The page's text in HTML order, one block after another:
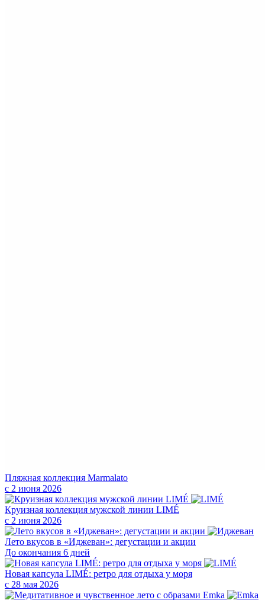
Пляжная коллекция Marmalato
с 2 июня 2026
Круизная коллекция мужской линии LIMÉ
с 2 июня 2026
Лето вкусов в «Иджеван»: дегустации и акции
До окончания 6 дней
Новая капсула LIMÉ: ретро для отдыха у моря
с 28 мая 2026